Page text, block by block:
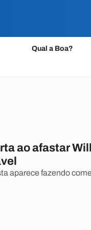
Qual a Boa?
ao afastar
aparece fazendo